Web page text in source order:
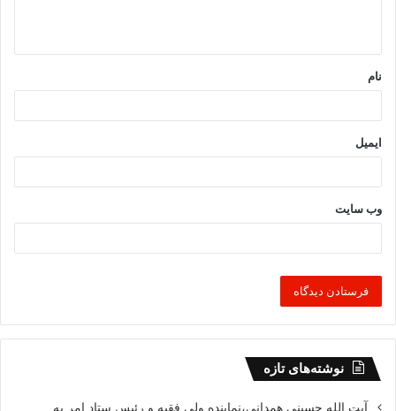
*
نام
ایمیل
وب‌ سایت
نوشته‌های تازه
آیت الله حسینی همدانی،نماینده ولی فقیه و رئیس ستاد امر به